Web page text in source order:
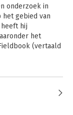
onderzoek in
het gebied van
hij
het
(vertaald